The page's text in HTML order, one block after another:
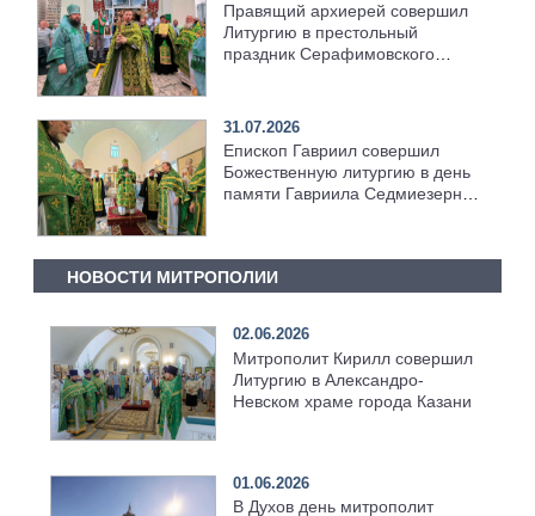
Правящий архиерей совершил
Литургию в престольный
праздник Серафимовского
31.07.2026
Епископ Гавриил совершил
Божественную литургию в день
памяти Гавриила Седмиезерного
НОВОСТИ МИТРОПОЛИИ
02.06.2026
Митрополит Кирилл совершил
Литургию в Александро-
Невском храме города Казани
01.06.2026
В Духов день митрополит